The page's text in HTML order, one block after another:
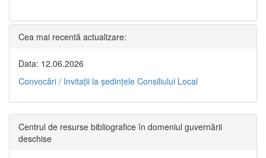
Cea mai recentă actualizare:
Data: 12.06.2026
Convocări / Invitaţii la şedinţele Consiliului Local
Centrul de resurse bibliografice în domeniul guvernării
deschise